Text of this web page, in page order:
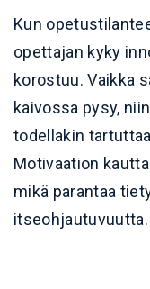
Kun
opettajan kyky
korostuu. Vaikka
kaivossa pysy, niin
todellakin
Motivaation
mikä parantaa
itseohjautuvuutta.